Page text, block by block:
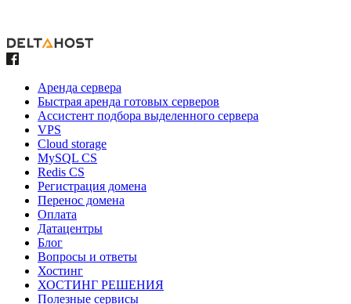
Аренда сервера
Быстрая аренда готовых серверов
Ассистент подбора выделенного сервера
VPS
Cloud storage
MySQL CS
Redis CS
Регистрация домена
Перенос домена
Оплата
Датацентры
Блог
Вопросы и ответы
Хостинг
ХОСТИНГ РЕШЕНИЯ
Полезные сервисы